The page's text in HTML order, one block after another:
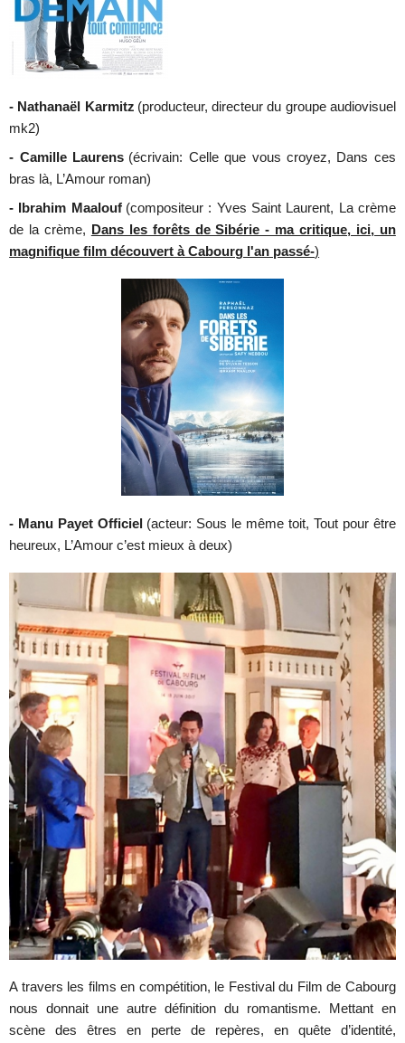
- Nathanaël Karmitz (producteur, directeur du groupe audiovisuel
mk2)
- Camille Laurens (écrivain: Celle que vous croyez, Dans ces
bras là, L’Amour roman)
- Ibrahim Maalouf (compositeur : Yves Saint Laurent, La crème
de la crème,
Dans les forêts de Sibérie - ma critique, ici, un
magnifique film découvert à Cabourg l'an passé-)
- Manu Payet Officiel (acteur: Sous le même toit, Tout pour être
heureux, L’Amour c’est mieux à deux)
A travers les films en compétition, le Festival du Film de Cabourg
nous donnait une autre définition du romantisme. Mettant en
scène des êtres en perte de repères, en quête d’identité,